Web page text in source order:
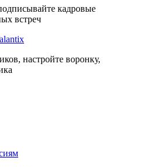
кадровые
встреч
настройте воронку,